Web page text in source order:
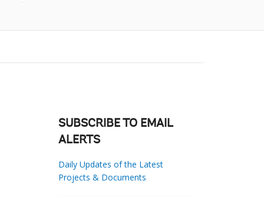
SUBSCRIBE TO EMAIL
ALERTS
Daily Updates of the Latest
Projects & Documents